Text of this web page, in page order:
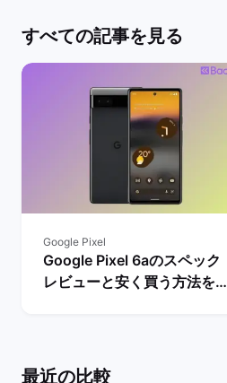
すべての記事を見る
Google Pixel
Google Pixel 6aのスペック
レビューと安く買う方法を解
最近の比較